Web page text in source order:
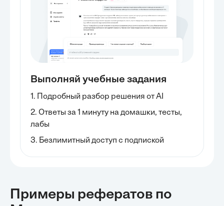
Выполняй учебные задания
1. Подробный разбор решения от AI
2. Ответы за 1 минуту на домашки, тесты,
лабы
3. Безлимитный доступ с подпиской
Примеры рефератов по